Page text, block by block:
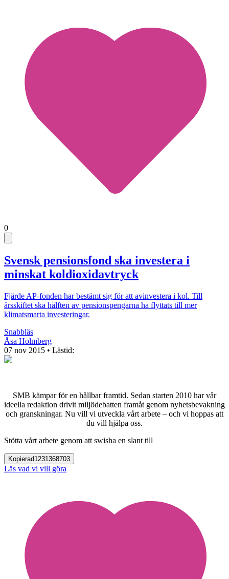
0
Svensk pensionsfond ska investera i
minskat koldioxidavtryck
Fjärde AP-fonden har bestämt sig för att avinvestera i kol. Till
årsskiftet ska hälften av pensionspengarna ha flyttats till mer
klimatsmarta investeringar.
Snabbläs
Åsa Holmberg
07 nov 2015 • Lästid:
SMB kämpar för en hållbar framtid. Sedan starten 2010 har vår
ideella redaktion drivit miljödebatten framåt genom nyhetsbevakning
och granskningar. Nu vill vi utveckla vårt arbete – och vi hoppas att
du vill hjälpa oss.
Stötta vårt arbete genom att swisha en slant till
Kopierad1231368703
Läs vad vi vill göra